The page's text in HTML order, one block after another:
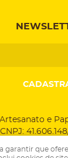
e
CNPJ:
garantir que